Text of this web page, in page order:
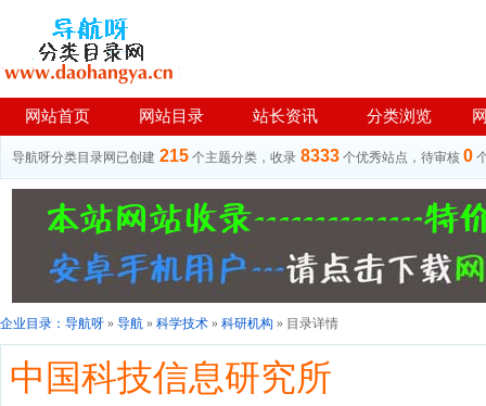
网站首页 网站目录 站长资讯 分类浏览
导航呀分类目录网已创建 215 个主题分类，收录 8333 个优秀站点，待审核 0
企业目录： 导航呀 » 导航 » 科学技术 » 科研机构 » 目录详情
中国科技信息研究所